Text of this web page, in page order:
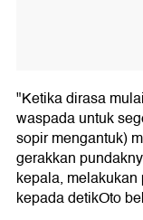
"Ketika dirasa
waspada untuk
sopir mengantuk)
gerakkan
kepala,
kepada detikOto